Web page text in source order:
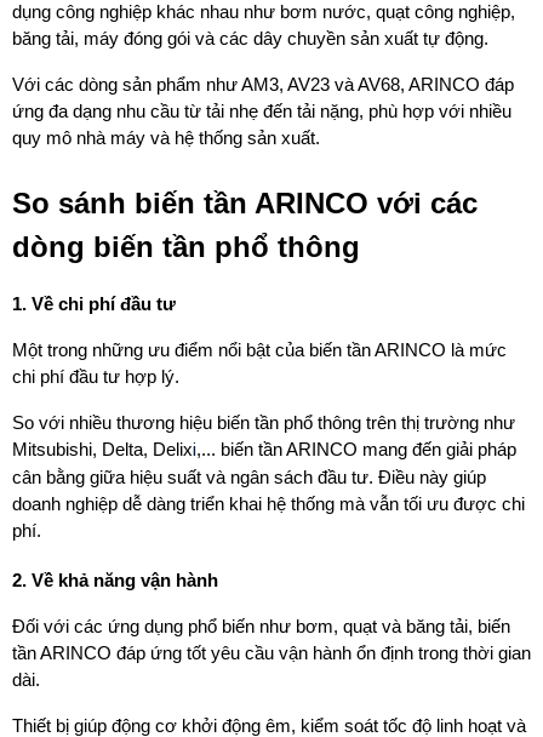
dụng công nghiệp khác nhau như bơm nước, quạt công nghiệp,
băng tải, máy đóng gói và các dây chuyền sản xuất tự động.
Với các dòng sản phẩm như AM3, AV23 và AV68, ARINCO đáp
ứng đa dạng nhu cầu từ tải nhẹ đến tải nặng, phù hợp với nhiều
quy mô nhà máy và hệ thống sản xuất.
So sánh biến tần ARINCO với các
dòng biến tần phổ thông
1. Về chi phí đầu tư
Một trong những ưu điểm nổi bật của biến tần ARINCO là mức
chi phí đầu tư hợp lý.
Mitsubishi, Delta, Delixi,... biến tần ARINCO mang đến giải pháp
cân bằng giữa hiệu suất và ngân sách đầu tư. Điều này giúp
doanh nghiệp dễ dàng triển khai hệ thống mà vẫn tối ưu được chi
phí.
2. Về khả năng vận hành
Đối với các ứng dụng phổ biến như bơm, quạt và băng tải, biến
tần ARINCO đáp ứng tốt yêu cầu vận hành ổn định trong thời gian
dài.
Thiết bị giúp động cơ khởi động êm, kiểm soát tốc độ linh hoạt và